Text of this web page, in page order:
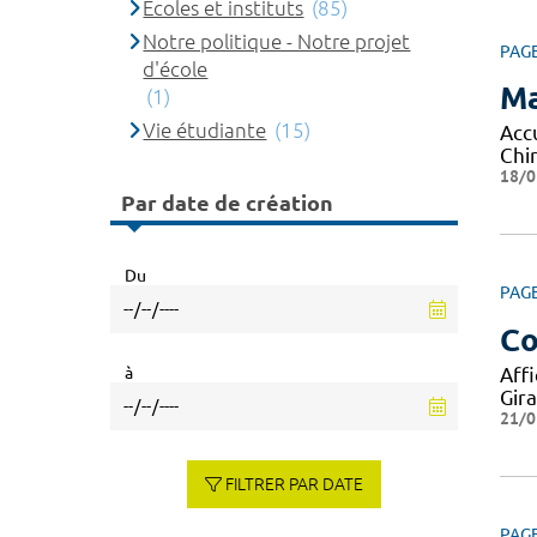
18/
21/
Ecoles et instituts (85)
Notre politique - Notre projet
d'école
(1)
Vie étudiante (15)
Par date de création
Du
à
FILTRER PAR DATE